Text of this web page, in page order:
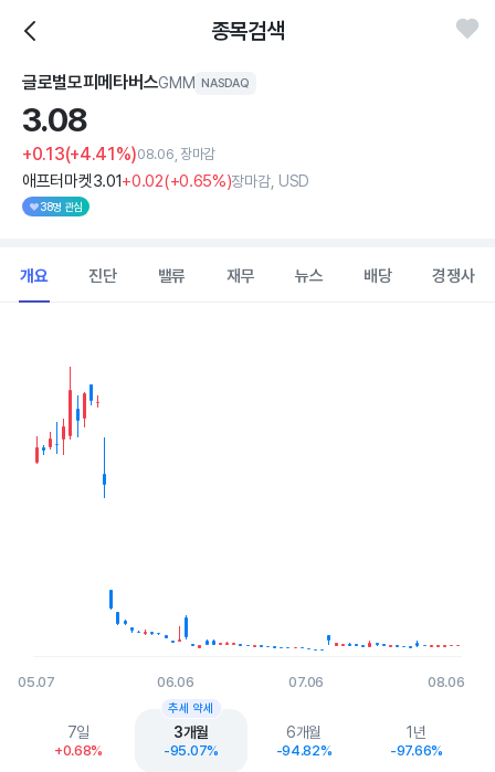
종목검색
글로벌모피메타버스GMM NASDAQ
3.08
+0.13(+4.41%)08.06, 장마감
애프터마켓3.01+0.02(+0.65%)장마감, USD
38명 관심
개요 진단 밸류 재무 뉴스 배당 경쟁사
View as data table, Chart
The chart has 1 X axis displaying Time. Data ranges from
The chart has 1 Y axis displaying values. Data ranges from 1.8 to
05.07 06.06 07.06 08.06
End of interactive chart.
7일
+0.68%
3개월
-95.07%
추세 약세
6개월
-94.82%
1년
-97.66%